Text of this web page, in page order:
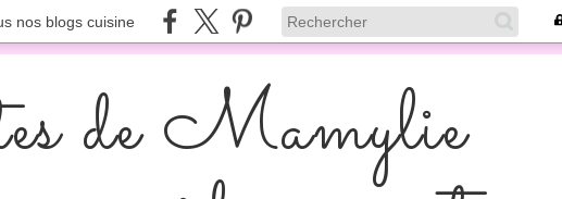
nos blogs cuisine
de Mamylie